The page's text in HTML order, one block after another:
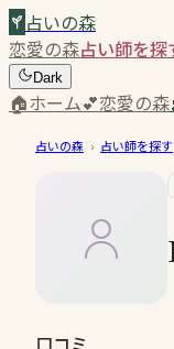
占いの森
恋愛の森占い師を探
Dark
🏠ホーム💕恋愛の森
占いの森 › 占い師を探す
口コミ